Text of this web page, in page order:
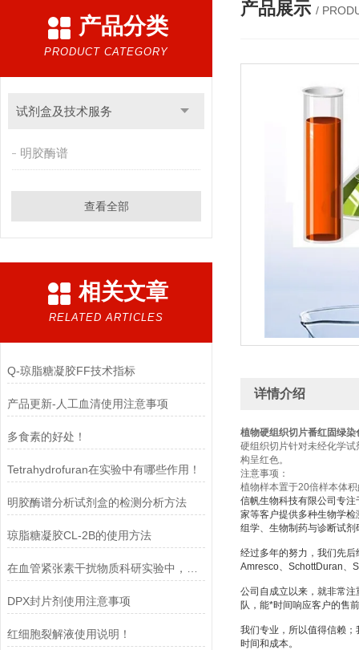
产品分类
PRODUCT CATEGORY
试剂盒及技术服务
明胶酶谱
查看全部
相关文章
RELATED ARTICLES
Q-琼脂糖凝胶FF技术指标
产品更新-人工血清使用注意事项
多食素的好处！
Tetrahydrofuran在实验中有哪些作用！
明胶酶谱分析试剂盒的检测分析方法
琼脂糖凝胶CL-2B的使用方法
DPX封片剂使用注意事项
红细胞裂解液使用说明！
产品展示 /
详情介绍
植物硬组织切片番红固绿染
硬组织切片针对未经化学
构呈红色。
注意事项：
植物样本置于20倍样本体
信帆生物科技有限公司专
家等客户提供多种生物学
组学、生物制药与诊断试
经过多年的努力，我们先
Amresco、SchottDuran、
公司自成立以来，就非常
队，能*时间响应客户的售
我们专业，所以值得信赖
时间和成本。